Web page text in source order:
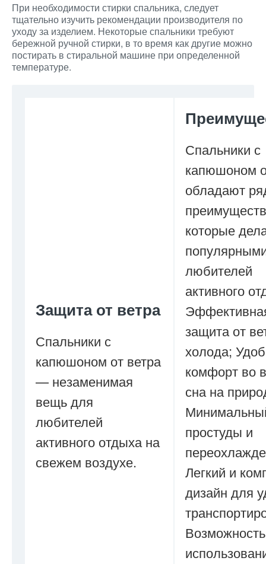
При необходимости стирки спальника, следует
тщательно изучить рекомендации производителя по
уходу за изделием. Некоторые спальники требуют
бережной ручной стирки, в то время как другие можно
постирать в стиральной машине при определенной
температуре.
Защита от ветра
Спальники с
капюшоном от ветра
— незаменимая
вещь для
любителей
активного отдыха на
свежем воздухе.
Спальники с
капюшоном
обладают
которые
любителей
активного
защита от
холода;
комфорт во
сна на
простуды и
Легкий и
дизайн для
Возможность